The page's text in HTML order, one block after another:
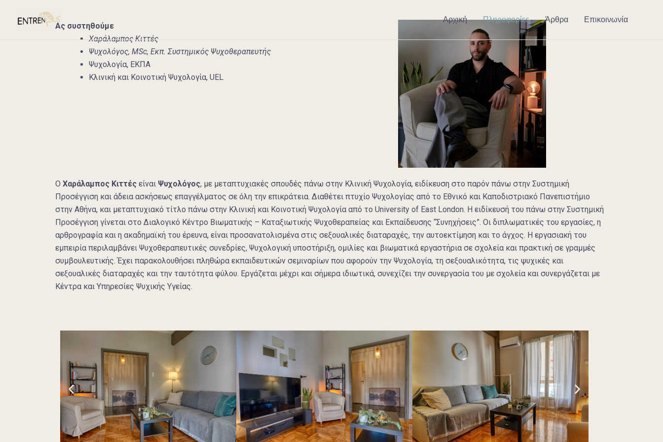
Αρχική Πληροφορίες Άρθρα Επικοινωνία
Ας συστηθούμε
Χαράλαμπος Κιττές
Ψυχολόγος, MSc, Εκπ. Συστημικός Ψυχοθεραπευτής
Ψυχολογία, ΕΚΠΑ
Κλινική και Κοινοτική Ψυχολογία, UEL
Ο Χαράλαμπος Κιττές είναι Ψυχολόγος, με μεταπτυχιακές σπουδές πάνω στην Κλινική Ψυχολογία, ειδίκευση στο παρόν πάνω στην Συστημική
Προσέγγιση και άδεια ασκήσεως επαγγέλματος σε όλη την επικράτεια. Διαθέτει πτυχίο Ψυχολογίας από το Εθνικό και Καποδιστριακό Πανεπιστήμιο
στην Αθήνα, και μεταπτυχιακό τίτλο πάνω στην Κλινική και Κοινοτική Ψυχολογία από το University of East London. Η ειδίκευσή του πάνω στην Συστημική
Προσέγγιση γίνεται στο Διαλογικό Κέντρο Βιωματικής – Καταξιωτικής Ψυχοθεραπείας και Εκπαίδευσης “Συνηχήσεις”. Οι διπλωματικές του εργασίες, η
αρθρογραφία και η ακαδημαϊκή του έρευνα, είναι προσανατολισμένα στις σεξουαλικές διαταραχές, την αυτοεκτίμηση και το άγχος. Η εργασιακή του
εμπειρία περιλαμβάνει Ψυχοθεραπευτικές συνεδρίες, Ψυχολογική υποστήριξη, ομιλίες και βιωματικά εργαστήρια σε σχολεία και πρακτική σε γραμμές
συμβουλευτικής. Έχει παρακολουθήσει πληθώρα εκπαιδευτικών σεμιναρίων που αφορούν την Ψυχολογία, τη σεξουαλικότητα, τις ψυχικές και
σεξουαλικές διαταραχές και την ταυτότητα φύλου. Εργάζεται μέχρι και σήμερα ιδιωτικά, συνεχίζει την συνεργασία του με σχολεία και συνεργάζεται με
Κέντρα και Υπηρεσίες Ψυχικής Υγείας.